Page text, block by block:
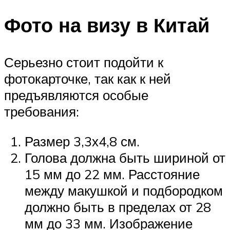
Фото на визу в Китай
Серьезно стоит подойти к
фотокарточке, так как к ней
предъявляются особые
требования:
Размер 3,3х4,8 см.
Голова должна быть шириной от
15 мм до 22 мм. Расстояние
между макушкой и подбородком
должно быть в пределах от 28
мм до 33 мм. Изображение